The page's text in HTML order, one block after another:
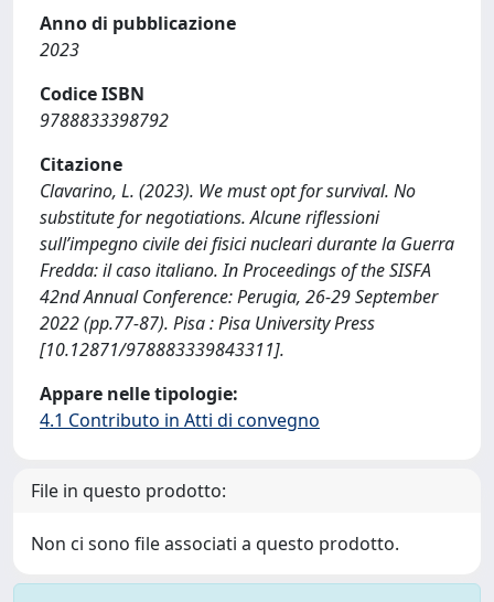
Anno di pubblicazione
2023
Codice ISBN
9788833398792
Citazione
Clavarino, L. (2023). We must opt for survival. No
substitute for negotiations. Alcune riflessioni
sull’impegno civile dei fisici nucleari durante la Guerra
Fredda: il caso italiano. In Proceedings of the SISFA
42nd Annual Conference: Perugia, 26-29 September
2022 (pp.77-87). Pisa : Pisa University Press
[10.12871/978883339843311].
Appare nelle tipologie:
4.1 Contributo in Atti di convegno
File in questo prodotto:
Non ci sono file associati a questo prodotto.